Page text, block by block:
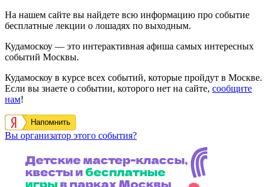
На нашем сайте вы найдете всю информацию про событие
бесплатные лекции о лошадях по выходным.
Кудамоскоу — это интерактивная афиша самых интересных
событий Москвы.
Кудамоскоу в курсе всех событий, которые пройдут в Москве.
Если вы знаете о событии, которого нет на сайте, сообщите
нам!
Напомнить
Вы организатор этого события?